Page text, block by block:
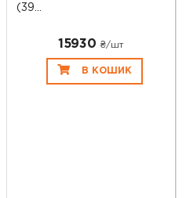
(39...
15930 ₴/шт
В КОШИК